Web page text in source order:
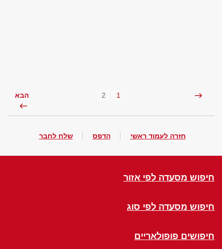
1
2 הבא
חזרה לעמוד ראשי הדפס שלח לחבר
חיפוש מסעדה לפי אזור
חיפוש מסעדה לפי סוג
חיפושים פופולאריים